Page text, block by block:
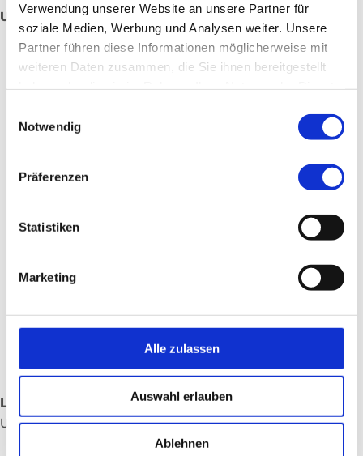
Verwendung unserer Website an unsere Partner für
soziale Medien, Werbung und Analysen weiter. Unsere
Partner führen diese Informationen möglicherweise mit
weiteren Daten zusammen, die Sie ihnen bereitgestellt
Notwendig
Präferenzen
Statistiken
Marketing
Alle zulassen
Auswahl erlauben
Ablehnen
Unsere Schwerpunkte:
Zustand nach Schlaganfall
Zustand nach Hirnblutung
Parkinson Syndrom
Muskelerkrankungen
peripheren Nervensystems
Leitende Ärztin:
Umalkair Saeed, Ärztin für Neurologie